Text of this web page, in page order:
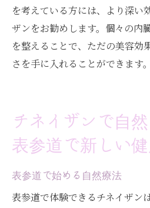
を考えている方には、より深い
ザンをお勧めします。個々の内
を整えることで、ただの美容効
さを手に入れることができます。
チネイザンで自
表参道で新しい
表参道で始める自然療法
表参道で体験できるチネイザン